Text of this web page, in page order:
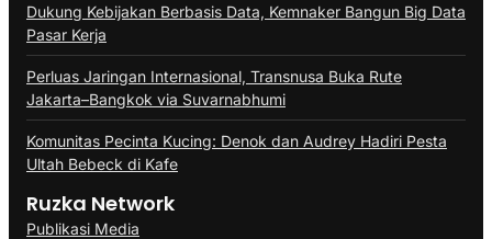
Dukung Kebijakan Berbasis Data, Kemnaker Bangun Big Data
Pasar Kerja
Perluas Jaringan Internasional, Transnusa Buka Rute
Jakarta–Bangkok via Suvarnabhumi
Komunitas Pecinta Kucing: Denok dan Audrey Hadiri Pesta
Ultah Bebeck di Kafe
Ruzka Network
Publikasi Media